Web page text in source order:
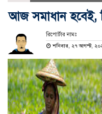
আজ সমাধান হবেই,
রিপোর্টার নামঃ
শনিবার, ২৭ আগস্ট,